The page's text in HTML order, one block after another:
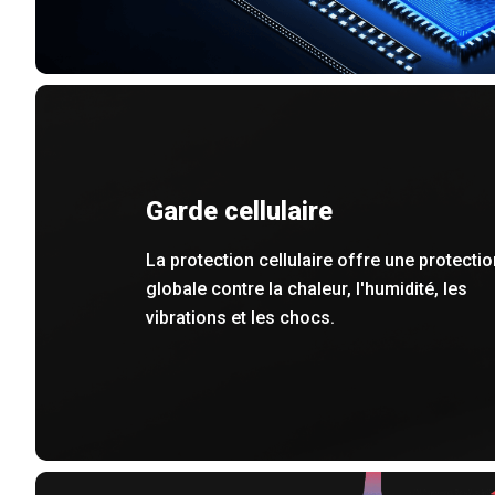
Garde cellulaire
La protection cellulaire offre une
globale contre la chaleur, l'humidité, les
vibrations et les chocs.